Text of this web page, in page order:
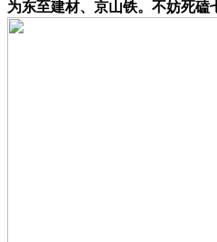
为东至建材、京山铁。不妨死磕